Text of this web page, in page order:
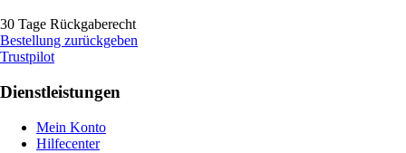
30 Tage Rückgaberecht
Bestellung zurückgeben
Trustpilot
Dienstleistungen
Mein Konto
Hilfecenter